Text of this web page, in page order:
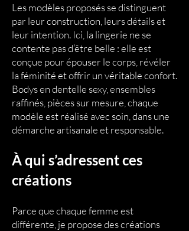
Les modèles proposés se distinguent
par leur construction, leurs détails et
leur intention. Ici, la lingerie ne se
contente pas d’être belle : elle est
conçue pour épouser le corps, révéler
la féminité et offrir un véritable confort.
Bodys en dentelle sexy, ensembles
raffinés, pièces sur mesure, chaque
modèle est réalisé avec soin, dans une
démarche artisanale et responsable.
À qui s’adressent ces
créations
Parce que chaque femme est
différente, je propose des créations